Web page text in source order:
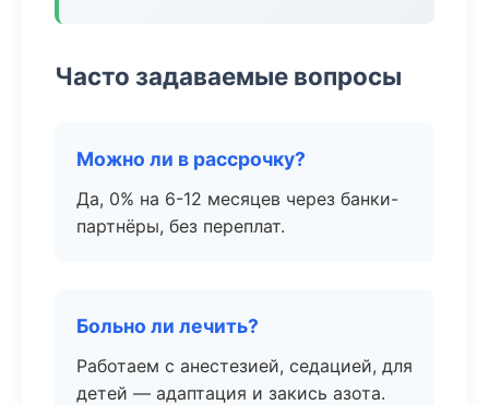
Часто задаваемые вопросы
Можно ли в рассрочку?
Да, 0% на 6-12 месяцев через банки-
партнёры, без переплат.
Больно ли лечить?
Работаем с анестезией, седацией, для
детей — адаптация и закись азота.